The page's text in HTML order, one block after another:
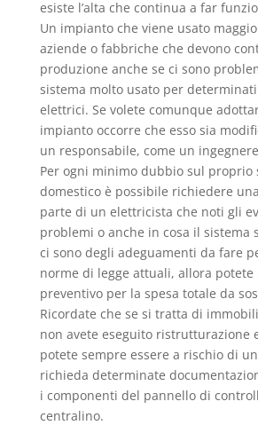
esiste l’alta che continua a far
Un impianto che viene usato
aziende o fabbriche che devono
produzione anche se ci sono
sistema molto usato per
elettrici. Se volete comunque
impianto occorre che esso sia
un responsabile, come un
Per ogni minimo dubbio sul proprio
domestico è possibile richiedere
parte di un elettricista che noti gli
problemi o anche in cosa il sistema
ci sono degli adeguamenti da fare
norme di legge attuali, allora
preventivo per la spesa totale da
Ricordate che se si tratta di
non avete eseguito ristrutturazione
potete sempre essere a rischio di
richieda determinate
i componenti del pannello di
centralino.